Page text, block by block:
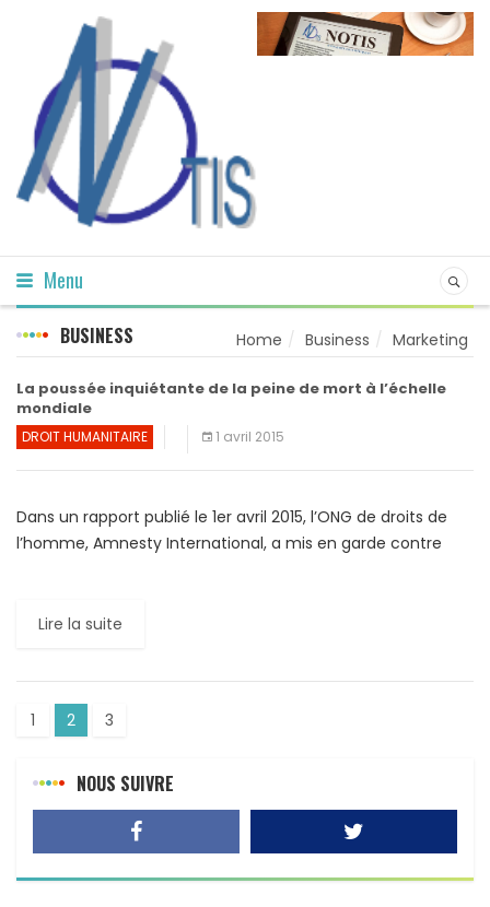
Menu
BUSINESS Home Business Marketing
La poussée inquiétante de la peine de mort à l’échelle
mondiale
DROIT HUMANITAIRE 1 avril 2015
Dans un rapport publié le 1er avril 2015, l’ONG de droits de
l’homme, Amnesty International, a mis en garde contre
Lire la suite
1 2 3
NOUS SUIVRE